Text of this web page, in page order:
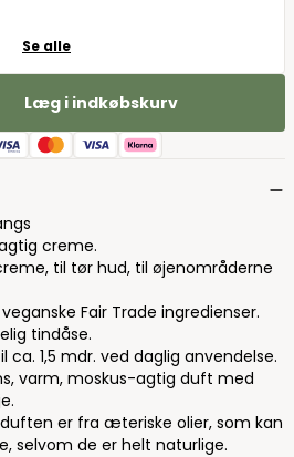
Se alle
Læg i indkøbskurv
creme.
til tør hud, til øjenområderne
Fair Trade ingredienser.
tindåse.
1,5 mdr. ved daglig anvendelse.
varm, moskus-agtig duft med
er fra æteriske olier, som kan
selvom de er helt naturlige.